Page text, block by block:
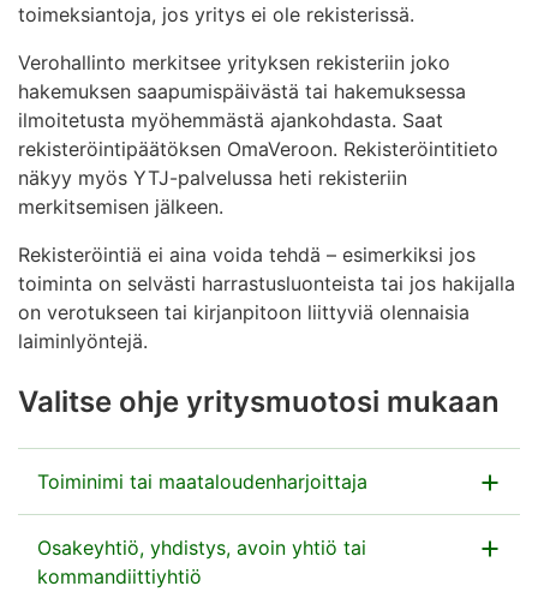
toimeksiantoja, jos yritys ei ole rekisterissä.
Verohallinto merkitsee yrityksen rekisteriin joko
hakemuksen saapumispäivästä tai hakemuksessa
ilmoitetusta myöhemmästä ajankohdasta. Saat
rekisteröintipäätöksen OmaVeroon. Rekisteröintitieto
näkyy myös YTJ-palvelussa heti rekisteriin
merkitsemisen jälkeen.
Rekisteröintiä ei aina voida tehdä – esimerkiksi jos
toiminta on selvästi harrastusluonteista tai jos hakijalla
on verotukseen tai kirjanpitoon liittyviä olennaisia
laiminlyöntejä.
Valitse ohje yritysmuotosi mukaan
Toiminimi tai maataloudenharjoittaja
Voit hakeutua ennakkoperintärekisteriin OmaVerossa
samalla, kun aloitat yritystoiminnan. Voit hakeutua
Osakeyhtiö, yhdistys, avoin yhtiö tai
kommandiittiyhtiö